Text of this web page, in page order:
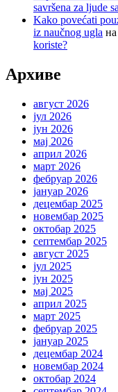
savršena za ljude
Kako povećati
iz naučnog ugla на
koriste?
Архиве
август 2026
јул 2026
јун 2026
мај 2026
април 2026
март 2026
фебруар 2026
јануар 2026
децембар 2025
новембар 2025
октобар 2025
септембар 2025
август 2025
јул 2025
јун 2025
мај 2025
април 2025
март 2025
фебруар 2025
јануар 2025
децембар 2024
новембар 2024
октобар 2024